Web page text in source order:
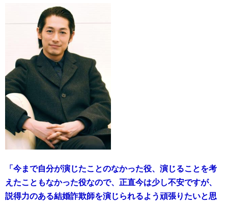
「今まで自分が演じたことのなかった役、演じることを考
えたこともなかった役なので、正直今は少し不安ですが、
説得力のある結婚詐欺師を演じられるよう頑張りたいと思